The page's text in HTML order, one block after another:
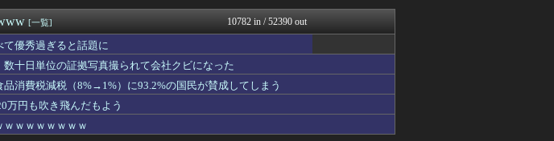
新画像ｗｗｗｗｗｗ
なんJ PRIDE
フィさん、変わり果てた姿で発...
VIPPER速報
、結構いると判明
汎用型自作PCまとめ
強いセイちゃん。
ウマ娘まとめ速報うまろぐ
ーション！」のショート動画を...
スターライト速報 -遊戯王...
じゃない？
んでおいてくれや」
妹はVIPPER
[一覧] 10782 in / 52390 out
て優秀過ぎると話題に
十日単位の証拠写真撮られて会社クビになった
品消費税減税（8%→1%）に93.2%の国民が賛成してしまう
万円も吹き飛んだもよう
ｗｗｗｗｗｗｗｗ